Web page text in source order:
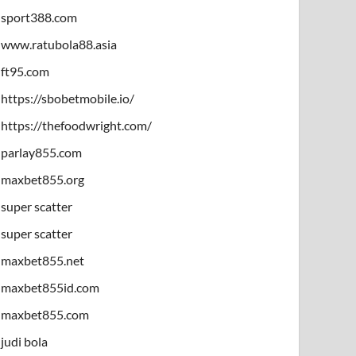
sport388.com
www.ratubola88.asia
ft95.com
https://sbobetmobile.io/
https://thefoodwright.com/
parlay855.com
maxbet855.org
super scatter
super scatter
maxbet855.net
maxbet855id.com
maxbet855.com
judi bola